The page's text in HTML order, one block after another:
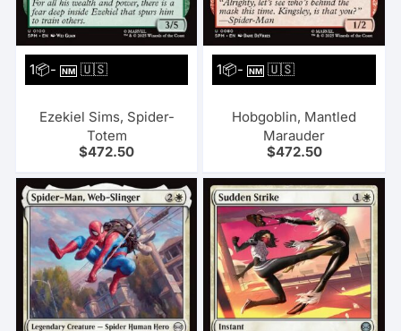
1📦-NM 🇺🇸
Ezekiel Sims, Spider-
Totem
$472.50
1📦-NM 🇺🇸
Hobgoblin, Mantled
Marauder
$472.50